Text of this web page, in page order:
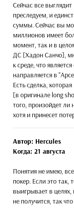
Сейчас все
преследуем, и
суммы. Сейчас вы
миллионов имеет
момент, так и в
ДС [Хадон Санчо],
к среде, что
направляется в
Есть сделка,
[в оригинале long
того, произойдет ли
хотя и принесет
Автор: Hercules
Когда: 21 августа
Понятия не имею,
покер. Если это так,
выигрывает в
не получится, так